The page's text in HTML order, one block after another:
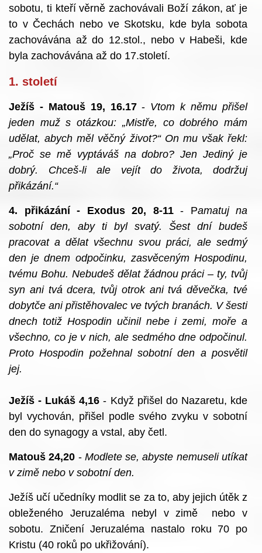
sobotu, ti kteří věrně zachovávali Boží zákon, ať je
to v Čechách nebo ve Skotsku, kde byla sobota
zachovávána až do 12.stol., nebo v Habeši, kde
byla zachovávána až do 17.století.
1. století
Ježíš - Matouš 19, 16.17- Vtom k němu přišel
jeden muž s otázkou: „Mistře, co dobrého mám
udělat, abych měl věčný život?“ On mu však řekl:
„Proč se mě vyptáváš na dobro? Jen Jediný je
dobrý. Chceš-li ale vejít do života, dodržuj
přikázání.“
4. přikázání - Exodus 20, 8-11- Pamatuj na
sobotní den, aby ti byl svatý. Šest dní budeš
pracovat a dělat všechnu svou práci, ale sedmý
den je dnem odpočinku, zasvěceným Hospodinu,
tvému Bohu. Nebudeš dělat žádnou práci – ty, tvůj
syn ani tvá dcera, tvůj otrok ani tvá děvečka, tvé
dobytče ani přistěhovalec ve tvých branách. V šesti
dnech totiž Hospodin učinil nebe i zemi, moře a
všechno, co je v nich, ale sedmého dne odpočinul.
Proto Hospodin požehnal sobotní den a posvětil
jej.
Ježíš - Lukáš 4,16 - Když přišel do Nazaretu, kde
byl vychován, přišel podle svého zvyku v sobotní
den do synagogy a vstal, aby četl.
Matouš 24,20 - Modlete se, abyste nemuseli utíkat
v zimě nebo v sobotní den.
Ježíš učí učedníky modlit se za to, aby jejich útěk z
obleženého Jeruzaléma nebyl v zimě nebo v
sobotu. Zničení Jeruzaléma nastalo roku 70 po
Kristu (40 roků po ukřižování).